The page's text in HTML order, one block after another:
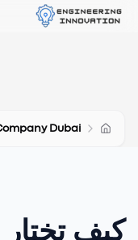
كيف تختار